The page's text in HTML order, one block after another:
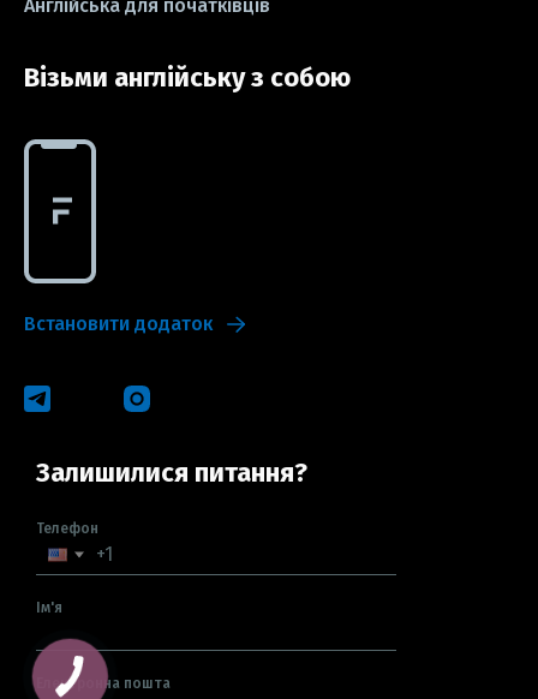
Англійська для початківців
Візьми англійську з собою
Встановити додаток
Залишилися питання?
Телефон
Ім'я
Електронна пошта